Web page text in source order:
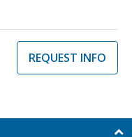
REQUEST INFO